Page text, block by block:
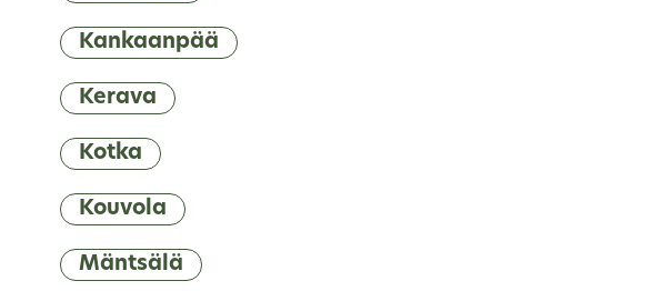
Kankaanpää
Kerava
Kotka
Kouvola
Mäntsälä